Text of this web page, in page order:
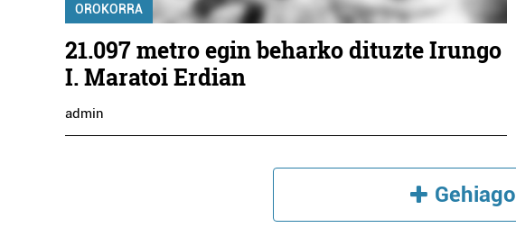
OROKORRA
21.097 metro egin beharko dituzte Irungo
I. Maratoi Erdian
admin
Gehiago